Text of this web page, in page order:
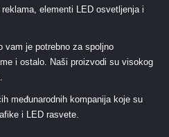
elementi LED osvetljenja i
vam je potrebno za spoljno
i ostalo. Naši proizvodi su visokog
međunarodnih kompanija koje su
i LED rasvete.